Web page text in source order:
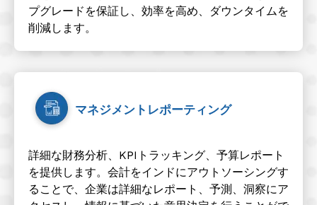
プグレードを保証し、効率を高め、ダウンタイムを
削減します。
マネジメントレポーティング
詳細な財務分析、KPIトラッキング、予算レポート
を提供します。会計をインドにアウトソーシングす
ることで、企業は詳細なレポート、予測、洞察にア